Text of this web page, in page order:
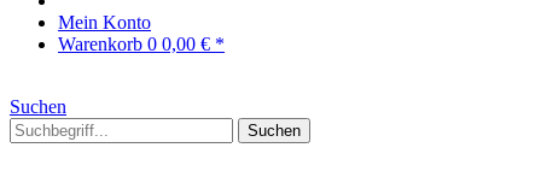
Mein Konto
Warenkorb 0 0,00 € *
Suchen
Suchen